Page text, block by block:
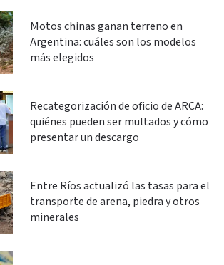
Motos chinas ganan terreno en
Argentina: cuáles son los modelos
más elegidos
Recategorización de oficio de ARCA:
quiénes pueden ser multados y cómo
presentar un descargo
Entre Ríos actualizó las tasas para el
transporte de arena, piedra y otros
minerales